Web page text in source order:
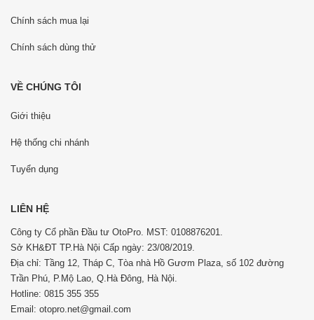
Chính sách mua lại
Chính sách dùng thử
VỀ CHÚNG TÔI
Giới thiệu
Hệ thống chi nhánh
Tuyển dụng
LIÊN HỆ
Công ty Cổ phần Đầu tư OtoPro. MST: 0108876201.
Sở KH&ĐT TP.Hà Nội Cấp ngày: 23/08/2019.
Địa chỉ: Tầng 12, Tháp C, Tòa nhà Hồ Gươm Plaza, số 102 đường
Trần Phú, P.Mộ Lao, Q.Hà Đông, Hà Nội.
Hotline: 0815 355 355
Email: otopro.net@gmail.com